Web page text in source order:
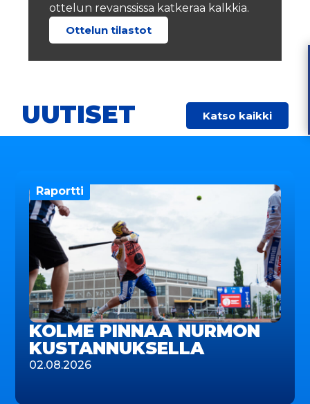
ottelun revanssissa katkeraa kalkkia.
Ottelun tilastot
UUTISET Katso kaikki
Raportti
KOLME PINNAA NURMON
KUSTANNUKSELLA
02.08.2026